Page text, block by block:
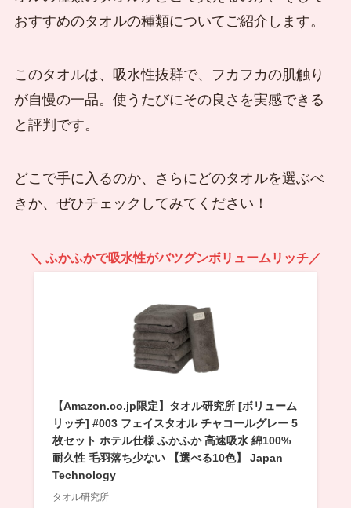
おすすめのタオルの種類についてご紹介します。
このタオルは、吸水性抜群で、フカフカの肌触り
が自慢の一品。使うたびにその良さを実感できる
と評判です。
どこで手に入るのか、さらにどのタオルを選ぶべ
きか、ぜひチェックしてみてください！
＼ ふかふかで吸水性がバツグンボリュームリッチ／
【Amazon.co.jp限定】タオル研究所 [ボリューム
リッチ] #003 フェイスタオル チャコールグレー 5
枚セット ホテル仕様 ふかふか 高速吸水 綿100%
耐久性 毛羽落ち少ない 【選べる10色】 Japan
Technology
タオル研究所